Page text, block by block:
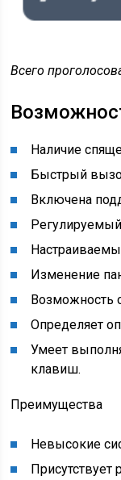
Всего
Наличие
Быстрый
Включена
Изменение
Возможность
Определяет
Умеет
клавиш.
Преимущества
Невысокие
Присутствует